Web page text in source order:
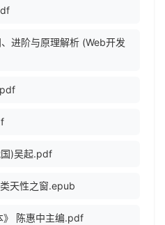
进阶与原理解析 (Web开发
)吴起.pdf
天性之窗.epub
》 陈惠中主编.pdf